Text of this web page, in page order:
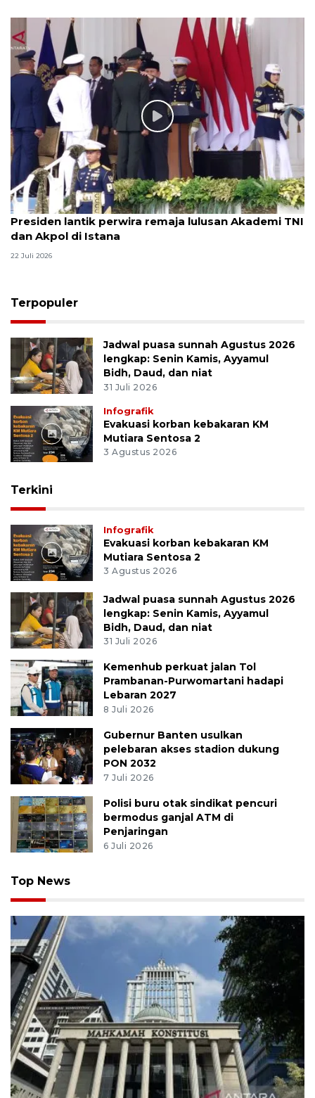
Presiden lantik perwira remaja lulusan Akademi TNI
dan Akpol di Istana
22 Juli 2026
Terpopuler
Jadwal puasa sunnah Agustus 2026
lengkap: Senin Kamis, Ayyamul
Bidh, Daud, dan niat
31 Juli 2026
Infografik
Evakuasi korban kebakaran KM
Mutiara Sentosa 2
3 Agustus 2026
Terkini
Infografik
Evakuasi korban kebakaran KM
Mutiara Sentosa 2
3 Agustus 2026
Jadwal puasa sunnah Agustus 2026
lengkap: Senin Kamis, Ayyamul
Bidh, Daud, dan niat
31 Juli 2026
Kemenhub perkuat jalan Tol
Prambanan-Purwomartani hadapi
Lebaran 2027
8 Juli 2026
Gubernur Banten usulkan
pelebaran akses stadion dukung
PON 2032
7 Juli 2026
Polisi buru otak sindikat pencuri
bermodus ganjal ATM di
Penjaringan
6 Juli 2026
Top News